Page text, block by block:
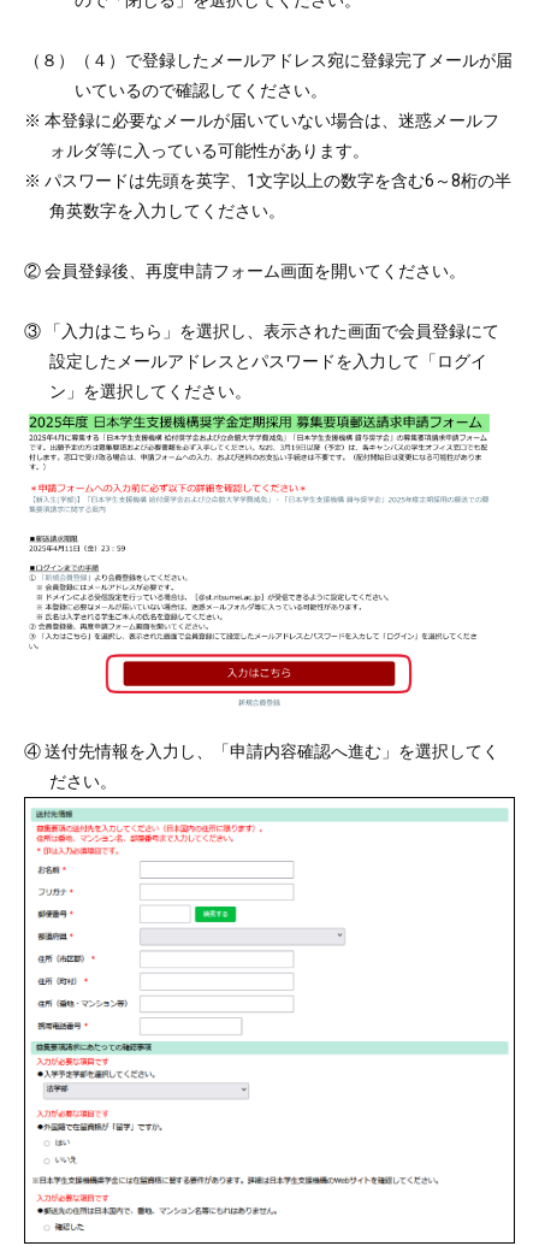
（８）（４）で登録したメールアドレス宛に登録完了メールが届
いているので確認してください。
※ 本登録に必要なメールが届いていない場合は、迷惑メールフ
ォルダ等に入っている可能性があります。
※ パスワードは先頭を英字、1文字以上の数字を含む6～8桁の半
角英数字を入力してください。
② 会員登録後、再度申請フォーム画面を開いてください。
③ 「入力はこちら」を選択し、表示された画面で会員登録にて
設定したメールアドレスとパスワードを入力して「ログイ
ン」を選択してください。
④ 送付先情報を入力し、「申請内容確認へ進む」を選択してく
ださい。